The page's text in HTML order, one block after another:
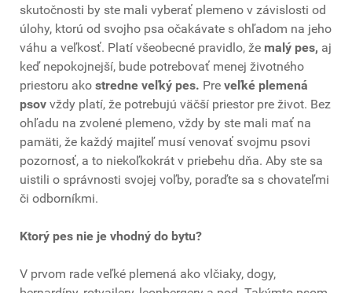
skutočnosti by ste mali vyberať plemeno v závislosti od
úlohy, ktorú od svojho psa očakávate s ohľadom na jeho
váhu a veľkosť. Platí všeobecné pravidlo, že malý pes, aj
keď nepokojnejší, bude potrebovať menej životného
priestoru ako stredne veľký pes. Pre veľké plemená
psov vždy platí, že potrebujú väčší priestor pre život. Bez
ohľadu na zvolené plemeno, vždy by ste mali mať na
pamäti, že každý majiteľ musí venovať svojmu psovi
pozornosť, a to niekoľkokrát v priebehu dňa. Aby ste sa
uistili o správnosti svojej voľby, poraďte sa s chovateľmi
či odborníkmi.
Ktorý pes nie je vhodný do bytu?
V prvom rade veľké plemená ako vlčiaky, dogy,